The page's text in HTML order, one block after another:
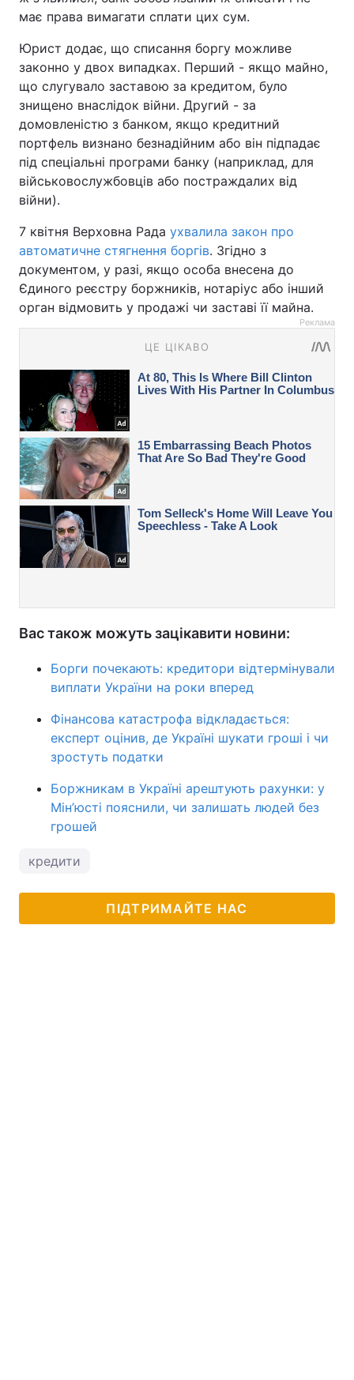
має права вимагати сплати цих сум.
Юрист додає, що списання боргу можливе
законно у двох випадках. Перший - якщо майно,
що слугувало заставою за кредитом, було
знищено внаслідок війни. Другий - за
домовленістю з банком, якщо кредитний
портфель визнано безнадійним або він підпадає
під спеціальні програми банку (наприклад, для
військовослужбовців або постраждалих від
війни).
7 квітня Верховна Рада ухвалила закон про
автоматичне стягнення боргів. Згідно з
документом, у разі, якщо особа внесена до
Єдиного реєстру боржників, нотаріус або інший
орган відмовить у продажі чи заставі її майна.
Реклама
Вас також можуть зацікавити новини:
Борги почекають: кредитори відтермінували
виплати України на роки вперед
Фінансова катастрофа відкладається:
експерт оцінив, де Україні шукати гроші і чи
зростуть податки
Боржникам в Україні арештують рахунки: у
Мін’юсті пояснили, чи залишать людей без
грошей
кредити
ПІДТРИМАЙТЕ НАС